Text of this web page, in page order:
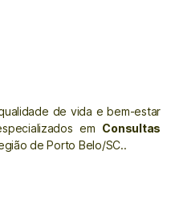
de vida e bem-estar
em Consultas
de Porto Belo/SC..